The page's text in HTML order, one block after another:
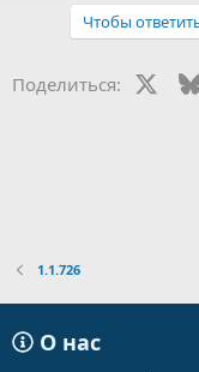
Чтобы
Поделиться:
1.1.726
О нас